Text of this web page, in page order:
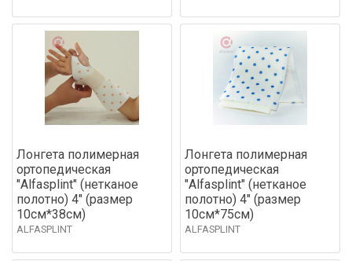
Лонгета полимерная
ортопедическая
"Alfasplint" (нетканое
полотно) 4" (размер
10см*38см)
ALFASPLINT
Лонгета полимерная
ортопедическая
"Alfasplint" (нетканое
полотно) 4" (размер
10см*75см)
ALFASPLINT